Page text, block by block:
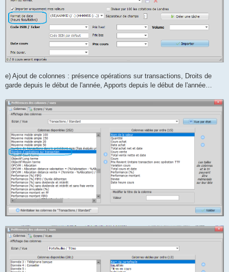
e) Ajout de colonnes : présence opérations sur transactions, Droits de
garde depuis le début de l'année, Apports depuis le début de l'année…